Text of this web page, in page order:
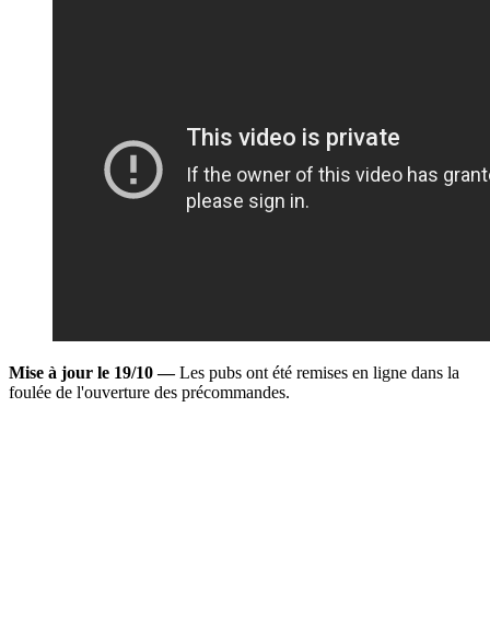
Mise à jour le 19/10 —Les pubs ont été remises en ligne dans la
foulée de l'ouverture des précommandes.